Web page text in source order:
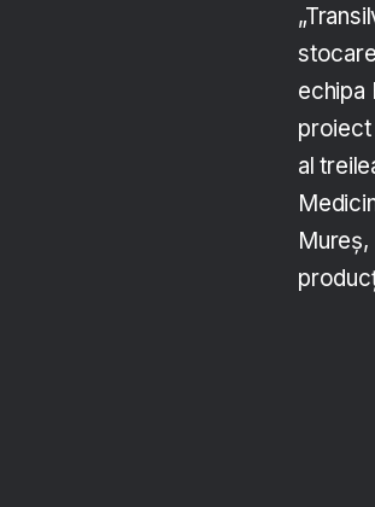
echipa
proiect
al